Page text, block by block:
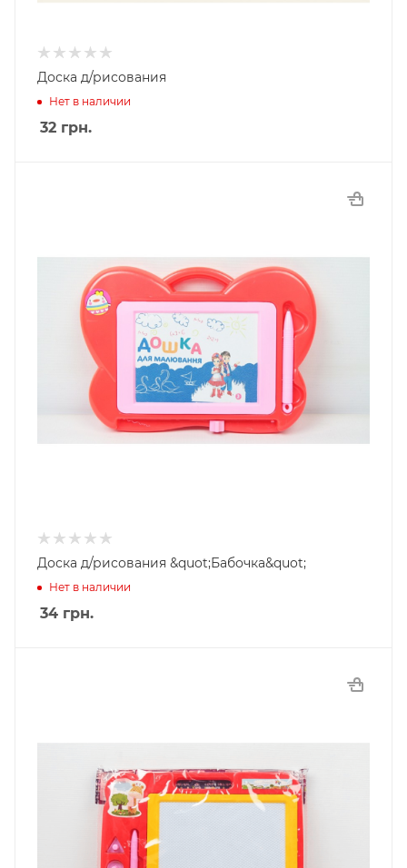
Доска д/рисования
Нет в наличии
32 грн.
Доска д/рисования &quot;Бабочка&quot;
Нет в наличии
34 грн.